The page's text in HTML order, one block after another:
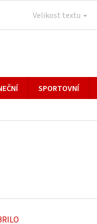
Velikost textu
SPORTOVNÍ